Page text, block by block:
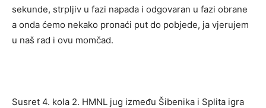
sekunde, strpljiv u fazi napada i odgovaran u fazi obrane
a onda ćemo nekako pronaći put do pobjede, ja vjerujem
u naš rad i ovu momčad.
Susret 4. kola 2. HMNL jug između Šibenika i Splita igra